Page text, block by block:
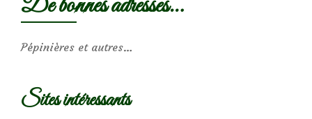
Pépinières et autres…
Sites intéressants